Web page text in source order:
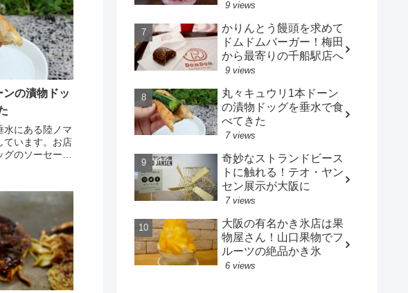
の漬物ドッ
水にある陸ノマ
ています。お店
グのソーセージ
ください。
9 views
かりんとう饅頭を求めて
ドムドムバーガー！梅田
から最寄りの千船駅店へ
9 views
丸々キュウリ1本ドーン
の漬物ドッグを垂水で食
べてきた
7 views
奇妙なストランドビース
トに触れる！テオ・ヤン
セン展示が大阪に
7 views
大阪の有名かき氷店は果
物屋さん！山口果物でフ
ルーツの絶品かき氷
6 views